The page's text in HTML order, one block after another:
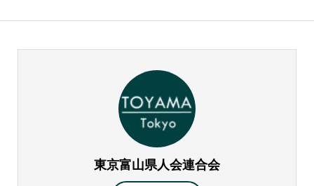
東京富山県人会連合会